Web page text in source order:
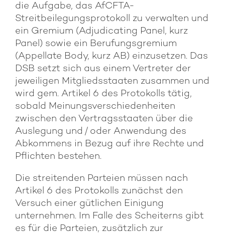
die Aufgabe, das AfCFTA-
Streitbeilegungsprotokoll zu verwalten und
ein Gremium (Adjudicating Panel, kurz
Panel) sowie ein Berufungsgremium
(Appellate Body, kurz AB) einzusetzen. Das
DSB setzt sich aus einem Vertreter der
jeweiligen Mitgliedsstaaten zusammen und
wird gem. Artikel 6 des Protokolls tätig,
sobald Meinungsverschiedenheiten
zwischen den Vertragsstaaten über die
Auslegung und / oder Anwendung des
Abkommens in Bezug auf ihre Rechte und
Pflichten bestehen.
Die streitenden Parteien müssen nach
Artikel 6 des Protokolls zunächst den
Versuch einer gütlichen Einigung
unternehmen. Im Falle des Scheiterns gibt
es für die Parteien, zusätzlich zur